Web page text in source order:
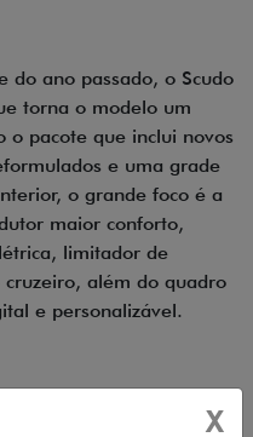
do ano passado, o Scudo
torna o modelo um
o pacote que inclui novos
e uma grade
o grande foco é a
maior conforto,
limitador de
além do quadro
e personalizável.
concessionárias comX